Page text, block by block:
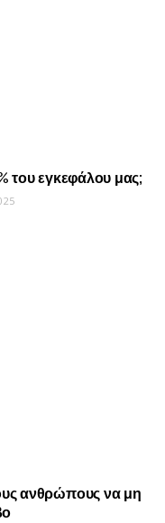
του εγκεφάλου μας;
ανθρώπους να μη